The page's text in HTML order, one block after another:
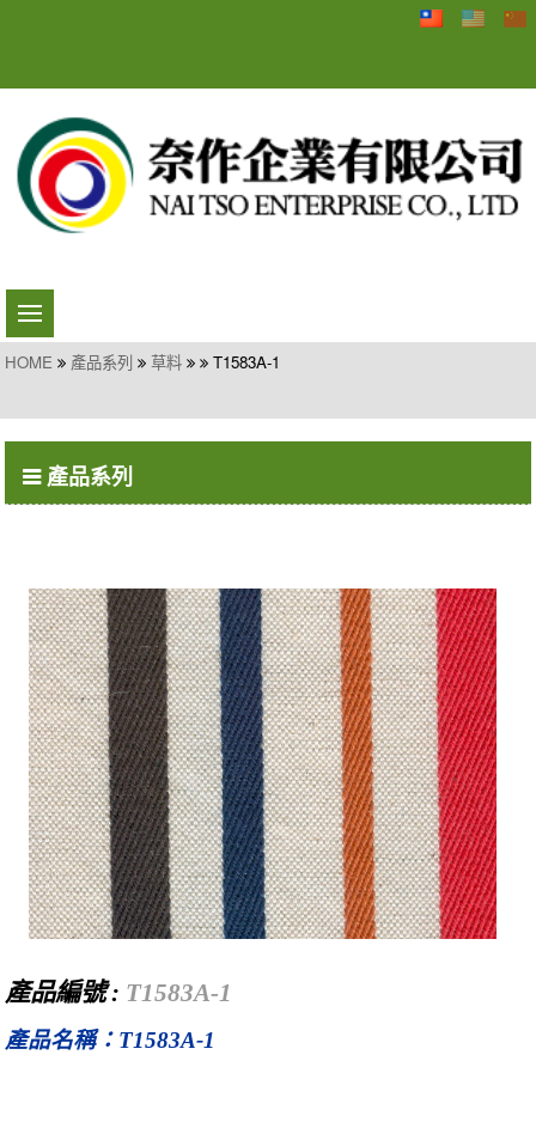
HOME 產品系列 草料 T1583A-1
產品系列
產品編號 : T1583A-1
產品名稱：T1583A-1